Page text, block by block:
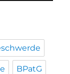
BPatG